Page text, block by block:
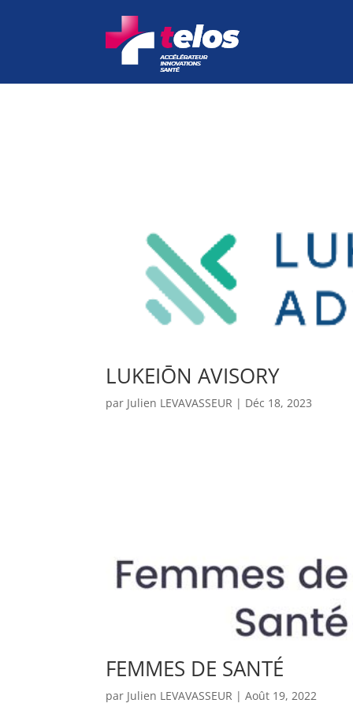
LUKEIŌN AVISORY
par Julien LEVAVASSEUR | Déc 18, 2023
FEMMES DE SANTÉ
par Julien LEVAVASSEUR |Août 19, 2022